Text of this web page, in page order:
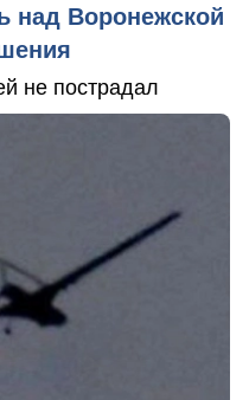
над Воронежской
не пострадал